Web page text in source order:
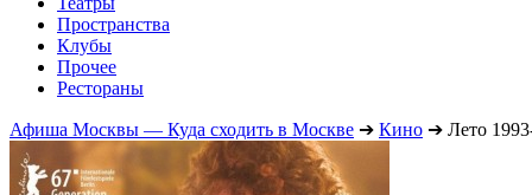
Пространства
Клубы
Прочее
Рестораны
Афиша Москвы — Куда сходить в Москве ➔ Кино ➔ Лето